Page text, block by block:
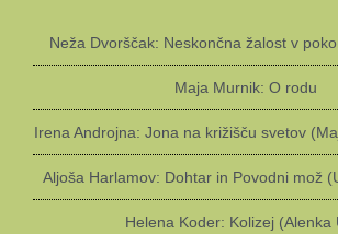
Neža Dvorščak: Neskončna žalost v
Maja Murnik: O rodu
Irena Androjna: Jona na križišču svetov
Aljoša Harlamov: Dohtar in Povodni mož
Helena Koder: Kolizej (Alenka